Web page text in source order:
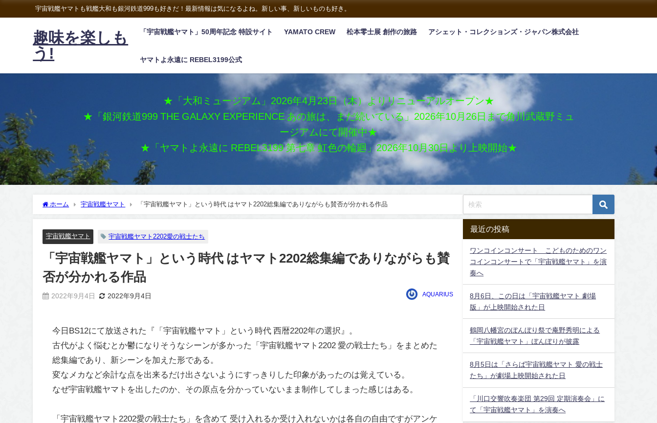
宇宙戦艦ヤマトも戦艦大和も銀河鉄道999も好きだ！最新情報は気になるよね。新しい事、新しいものも好き。
趣味を楽しも
う!
「宇宙戦艦ヤマト」50周年記念 特設サイト YAMATO CREW 松本零士展 創作の旅路 アシェット・コレクションズ・ジャパン株式会社
ヤマトよ永遠に REBEL3199公式
★「大和ミュージアム」2026年4月23日（木）よりリニューアルオープン★
★「銀河鉄道999 THE GALAXY EXPERIENCE あの旅は、まだ続いている」2026年10月26日まで角川武蔵野ミュ
ージアムにて開催中★
★「ヤマトよ永遠に REBEL3199 第七章 虹色の輪廻」2026年10月30日より上映開始★
ホーム 宇宙戦艦ヤマト 「宇宙戦艦ヤマト」という時代 はヤマト2202総集編でありながらも賛否が分かれる作品
宇宙戦艦ヤマト 宇宙戦艦ヤマト2202愛の戦士たち
「宇宙戦艦ヤマト」という時代 はヤマト2202総集編でありながらも賛
否が分かれる作品
2022年9月4日 2022年9月4日 AQUARIUS
今日BS12にて放送された『「宇宙戦艦ヤマト」という時代 西暦2202年の選択』。
古代がよく悩むとか鬱になりそうなシーンが多かった「宇宙戦艦ヤマト2202 愛の戦士たち」をまとめた
総集編であり、新シーンを加えた形である。
変なメカなど余計な点を出来るだけ出さないようにすっきりした印象があったのは覚えている。
なぜ宇宙戦艦ヤマトを出したのか、その原点を分かっていないまま制作してしまった感じはある。
「宇宙戦艦ヤマト2202愛の戦士たち」を含めて 受け入れるか受け入れないかは各自の自由ですがアンケ
最近の投稿
ワンコインコンサート こどものためのワン
コインコンサートで「宇宙戦艦ヤマト」を演
奏へ
8月6日、この日は「宇宙戦艦ヤマト 劇場
版」が上映開始された日
鶴岡八幡宮のぼんぼり祭で庵野秀明による
「宇宙戦艦ヤマト」ぼんぼりが披露
8月5日は「さらば宇宙戦艦ヤマト 愛の戦士
たち」が劇場上映開始された日
「川口交響吹奏楽団 第29回 定期演奏会」に
て「宇宙戦艦ヤマト」を演奏へ